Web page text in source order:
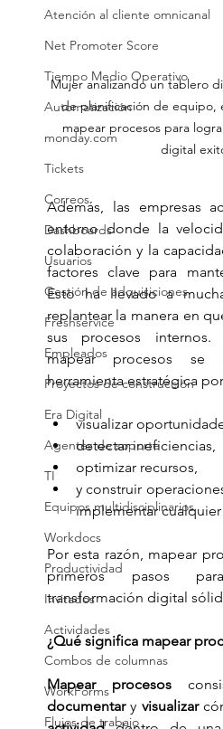
Atención al cliente omnicanal
Net Promoter Score
Tiempo Medio Operativo
Automatización
monday.com
Tickets
Correos
Dashboards
Usuarios
Gestión de adquisiciones
Freshservice
Empleados
Proyectos de construcción
Era Digital
Agentes de soporte
TI
Equipos multidisciplinarios
Workdocs
Productividad
Invitados
Actividades
Combos de columnas
WorkForms
Flujos de trabajo
Mujer analizando un tablero
de planificación de equipo,
mapear procesos para
digital
Además, las empresas
entorno donde la
colaboración y la
factores clave para
Esto ha llevado a
replantear la manera en
sus procesos
mapear procesos se
herramienta estratégica
visualizar
detectar ineficiencias,
optimizar recursos,
y construir
implementar
Por esta razón, mapear
primeros pasos
transformación digital
¿Qué significa mapear
Mapear procesos
documentar y visualizar